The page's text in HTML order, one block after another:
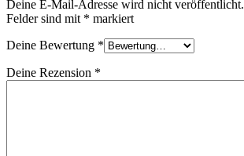
Deine E-Mail-Adresse wird nicht veröffentlicht.
Felder sind mit * markiert
Deine Bewertung *
Deine Rezension *